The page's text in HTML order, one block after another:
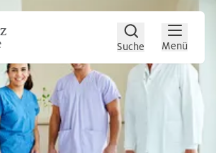
Suche Menü